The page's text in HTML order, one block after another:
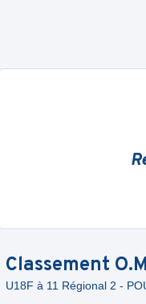
Classement
U18F à 11 Régional 2 -